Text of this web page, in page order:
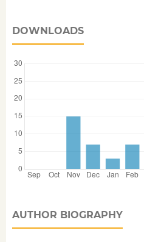
DOWNLOADS
AUTHOR BIOGRAPHY